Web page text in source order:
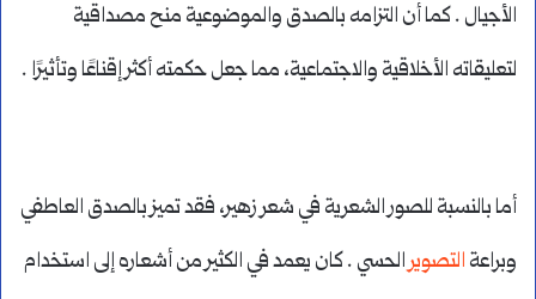
الأجيال . كما أن التزامه بالصدق والموضوعية منح مصداقية
لتعليقاته الأخلاقية والاجتماعية، مما جعل حكمته أكثر إقناعًا وتأثيرًا .
أما بالنسبة للصور الشعرية في شعر زهير، فقد تميز بالصدق العاطفي
وبراعة التصويرالحسي . كان يعمد في الكثير من أشعاره إلى استخدام